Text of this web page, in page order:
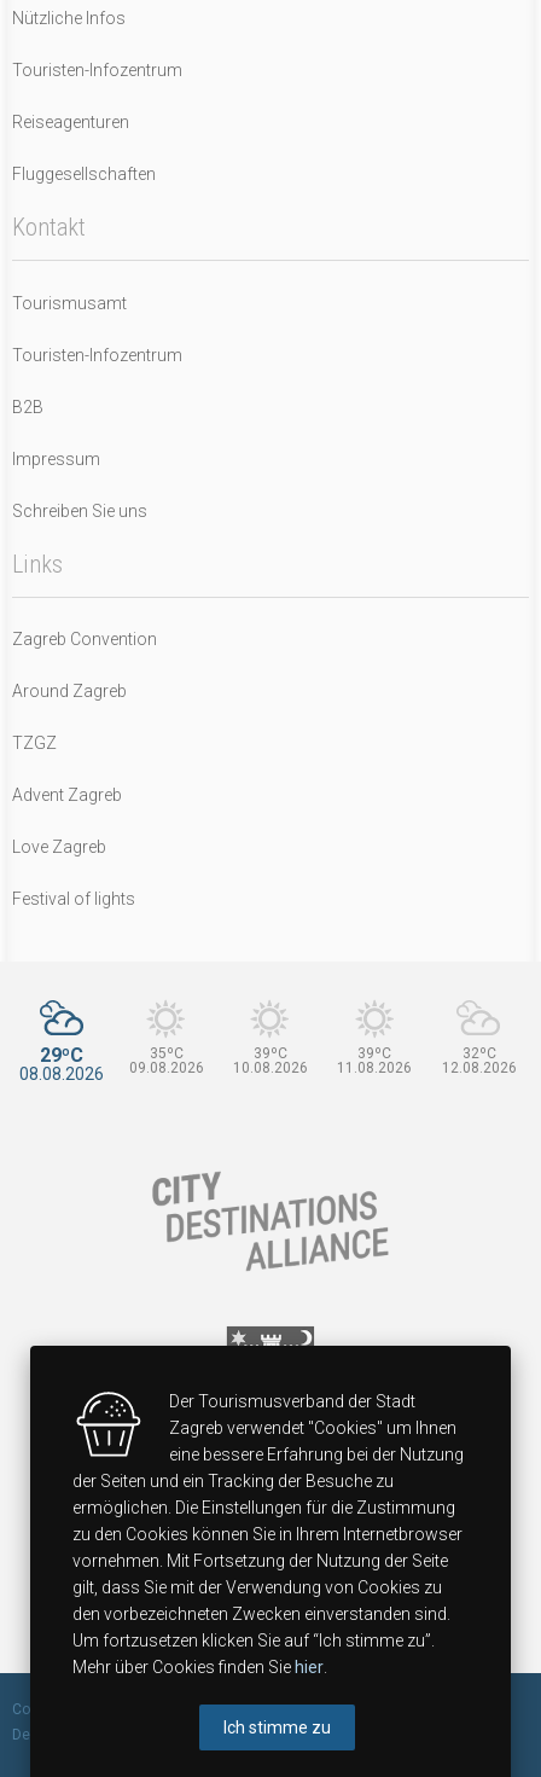
Nützliche Infos
Touristen-Infozentrum
Reiseagenturen
Fluggesellschaften
Kontakt
Tourismusamt
Touristen-Infozentrum
B2B
Impressum
Schreiben Sie uns
Links
Zagreb Convention
Around Zagreb
TZGZ
Advent Zagreb
Love Zagreb
Festival of lights
29ºC
08.08.2026
35ºC
09.08.2026
39ºC
10.08.2026
39ºC
11.08.2026
32ºC
12.08.2026
Copyright 2014 Zagreb Tourist Board, All rights reserved. Design &
Development by
Der Tourismusverband der Stadt
Zagreb verwendet "Cookies" um Ihnen
eine bessere Erfahrung bei der Nutzung
der Seiten und ein Tracking der Besuche zu
ermöglichen. Die Einstellungen für die Zustimmung
zu den Cookies können Sie in Ihrem Internetbrowser
vornehmen. Mit Fortsetzung der Nutzung der Seite
gilt, dass Sie mit der Verwendung von Cookies zu
den vorbezeichneten Zwecken einverstanden sind.
Um fortzusetzen klicken Sie auf “Ich stimme zu”.
Mehr über Cookies finden Sie hier
Ich stimme zu